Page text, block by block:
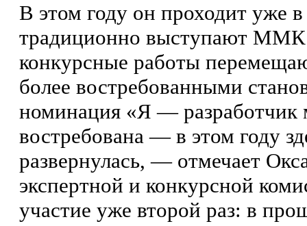
В этом году он проходит уже
традиционно выступают
конкурсные работы
более востребованными
номинация «Я —
востребована — в этом году
развернулась, — отмечает
экспертной и конкурсной
участие уже второй раз: в